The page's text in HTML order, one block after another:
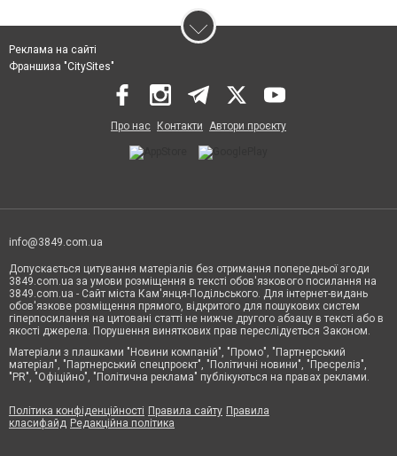
Реклама на сайті
Франшиза "CitySites"
Про нас Контакти Автори проєкту
info@3849.com.ua
Допускається цитування матеріалів без отримання попередньої згоди
3849.com.ua за умови розміщення в тексті обов'язкового посилання на
3849.com.ua - Сайт міста Кам'янця-Подільського. Для інтернет-видань
обов'язкове розміщення прямого, відкритого для пошукових систем
гіперпосилання на цитовані статті не нижче другого абзацу в тексті або в
якості джерела. Порушення виняткових прав переслідується Законом.
Матеріали з плашками "Новини компаній", "Промо", "Партнерський
матеріал", "Партнерський спецпроєкт", "Політичні новини", "Пресреліз",
"PR", "Офіційно", "Політична реклама" публікуються на правах реклами.
Політика конфіденційності Правила сайту Правила
класифайд Редакційна політика